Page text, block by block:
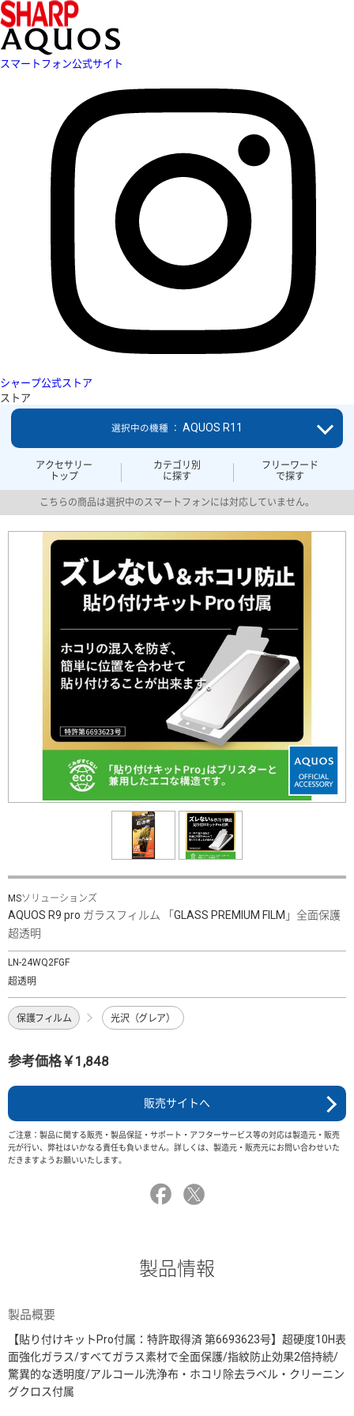
スマートフォン公式サイト
シャープ公式ストア
ストア
アクセサリー
トップ
カテゴリ別
に探す
フリーワード
で探す
選択中の機種 ： AQUOS R11
こちらの商品は選択中のスマートフォンには対応していません。
MSソリューションズ
AQUOS R9 pro ガラスフィルム 「GLASS PREMIUM FILM」全面保護
超透明
LN-24WQ2FGF
超透明
保護フィルム 光沢（グレア）
参考価格￥1,848
販売サイトへ
ご注意：製品に関する販売・製品保証・サポート・アフターサービス等の対応は製造元・販売
元が行い、弊社はいかなる責任も負いません。詳しくは、製造元・販売元にお問い合わせいた
だきますようお願いいたします。
製品情報
製品概要
【貼り付けキットPro付属：特許取得済 第6693623号】超硬度10H表
面強化ガラス/すべてガラス素材で全面保護/指紋防止効果2倍持続/
驚異的な透明度/アルコール洗浄布・ホコリ除去ラベル・クリーニン
グクロス付属